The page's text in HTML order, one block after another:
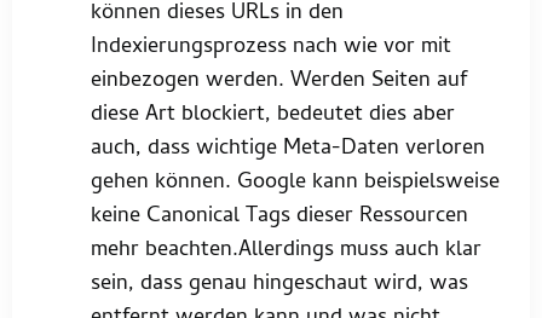
können dieses URLs in den
Indexierungsprozess nach wie vor mit
einbezogen werden. Werden Seiten auf
diese Art blockiert, bedeutet dies aber
auch, dass wichtige Meta-Daten verloren
gehen können. Google kann beispielsweise
keine Canonical Tags dieser Ressourcen
mehr beachten.Allerdings muss auch klar
sein, dass genau hingeschaut wird, was